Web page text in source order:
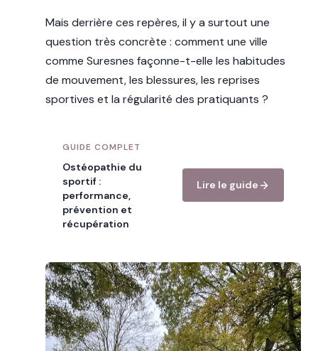
Mais derrière ces repères, il y a surtout une
question très concrète : comment une ville
comme Suresnes façonne-t-elle les habitudes
de mouvement, les blessures, les reprises
sportives et la régularité des pratiquants ?
GUIDE COMPLET
Ostéopathie du
sportif :
performance,
prévention et
récupération
Lire le guide